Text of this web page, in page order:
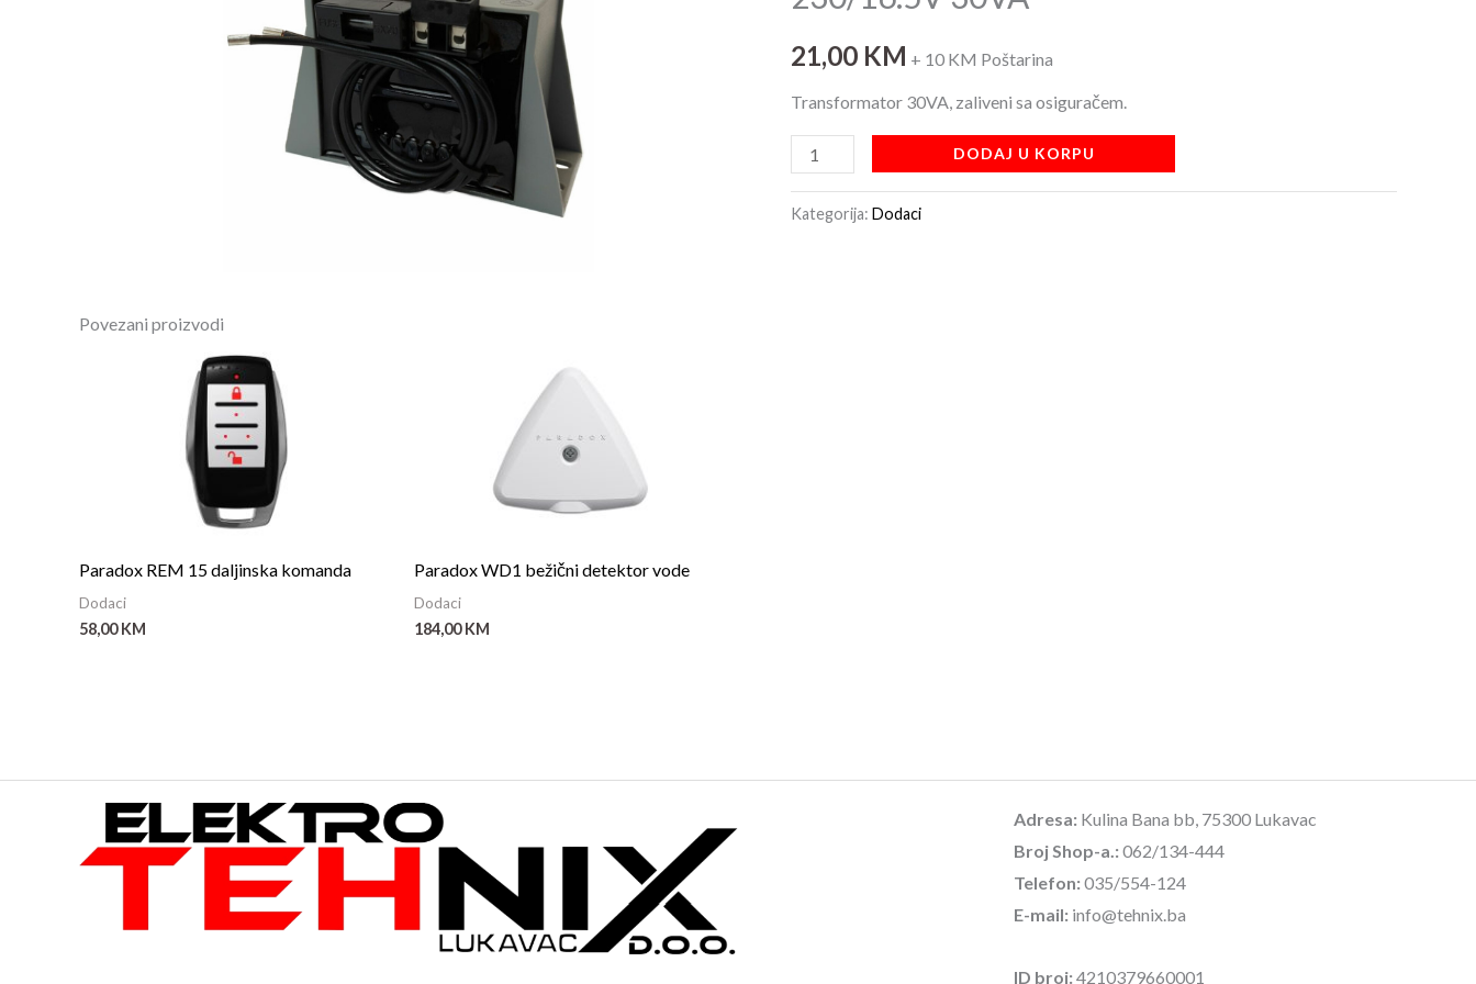
21,00 KM + 10 KM Poštarina
Transformator 30VA, zaliveni sa osiguračem.
30VA
količina
DODAJ U KORPU
Kategorija: Dodaci
Povezani proizvodi
Paradox REM 15 daljinska komanda
Dodaci
58,00KM
Paradox WD1 bežični detektor vode
Dodaci
184,00KM
Adresa: Kulina Bana bb, 75300 Lukavac
Broj Shop-a.: 062/134-444
Telefon: 035/554-124
E-mail: info@tehnix.ba
ID broj: 4210379660001